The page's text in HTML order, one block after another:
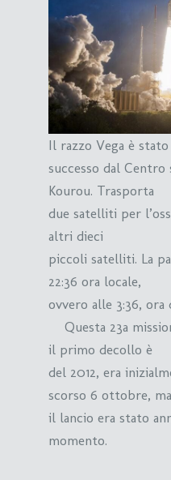
Il razzo Vega è
successo dal Centro
Kourou. Trasporta
due satelliti per
altri dieci
piccoli satelliti. La
22:36 ora locale,
ovvero alle 3:36, ora
Questa 23a
il primo decollo è
del 2012, era
scorso 6 ottobre, ma
il lancio era stato
momento.